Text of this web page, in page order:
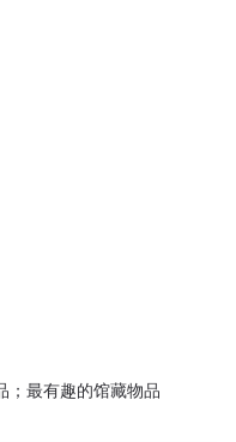
；最有趣的馆藏物品